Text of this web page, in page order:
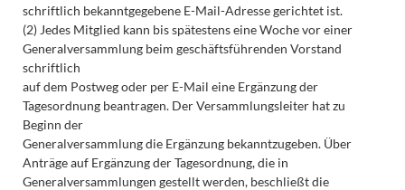
schriftlich bekanntgegebene E-Mail-Adresse gerichtet ist.
(2) Jedes Mitglied kann bis spätestens eine Woche vor einer
Generalversammlung beim geschäftsführenden Vorstand
schriftlich
auf dem Postweg oder per E-Mail eine Ergänzung der
Tagesordnung beantragen. Der Versammlungsleiter hat zu
Beginn der
Generalversammlung die Ergänzung bekanntzugeben. Über
Anträge auf Ergänzung der Tagesordnung, die in
Generalversammlungen gestellt werden, beschließt die